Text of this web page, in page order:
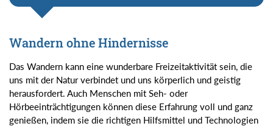
Wandern ohne Hindernisse
Das Wandern kann eine wunderbare Freizeitaktivität sein, die
uns mit der Natur verbindet und uns körperlich und geistig
herausfordert. Auch Menschen mit Seh- oder
Hörbeeinträchtigungen können diese Erfahrung voll und ganz
genießen, indem sie die richtigen Hilfsmittel und Technologien